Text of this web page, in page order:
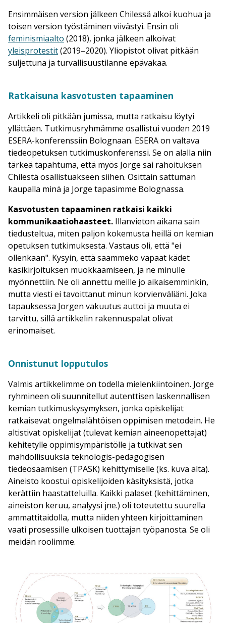
Ensimmäisen version jälkeen Chilessä alkoi kuohua ja
toisen version työstäminen viivästyi. Ensin oli
feminismiaalto (2018), jonka jälkeen alkoivat
yleisprotestit(2019–2020). Yliopistot olivat pitkään
suljettuna ja turvallisuustilanne epävakaa.
Ratkaisuna kasvotusten tapaaminen
Artikkeli oli pitkään jumissa, mutta ratkaisu löytyi
yllättäen. Tutkimusryhmämme osallistui vuoden 2019
ESERA-konferenssiin Bolognaan. ESERA on valtava
tiedeopetuksen tutkimuskonferenssi. Se on alalla niin
tärkeä tapahtuma, että myös Jorge sai rahoituksen
Chilestä osallistuakseen siihen. Osittain sattuman
kaupalla minä ja Jorge tapasimme Bolognassa.
Kasvotusten tapaaminen ratkaisi kaikki
kommunikaatiohaasteet. Illanvieton aikana sain
tiedusteltua, miten paljon kokemusta heillä on kemian
opetuksen tutkimuksesta. Vastaus oli, että "ei
ollenkaan". Kysyin, että saammeko vapaat kädet
käsikirjoituksen muokkaamiseen, ja ne minulle
myönnettiin. Ne oli annettu meille jo aikaisemminkin,
mutta viesti ei tavoittanut minun korvienväliäni. Joka
tapauksessa Jorgen vakuutus auttoi ja muuta ei
tarvittu, sillä artikkelin rakennuspalat olivat
erinomaiset.
Onnistunut lopputulos
Valmis artikkelimme on todella mielenkiintoinen. Jorge
ryhmineen oli suunnitellut autenttisen laskennallisen
kemian tutkimuskysymyksen, jonka opiskelijat
ratkaisevat ongelmalähtöisen oppimisen metodein. He
altistivat opiskelijat (tulevat kemian aineenopettajat)
kehitetylle oppimisympäristölle ja tutkivat sen
mahdollisuuksia teknologis-pedagogisen
tiedeosaamisen (TPASK) kehittymiselle (ks. kuva alta).
Aineisto koostui opiskelijoiden käsityksistä, jotka
kerättiin haastatteluilla. Kaikki palaset (kehittäminen,
aineiston keruu, analyysi jne.) oli toteutettu suurella
ammattitaidolla, mutta niiden yhteen kirjoittaminen
vaati prosessille ulkoisen tuottajan työpanosta. Se oli
meidän roolimme.